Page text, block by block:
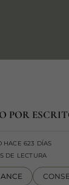
POR
HACE 623 DÍAS
DE LECTURA